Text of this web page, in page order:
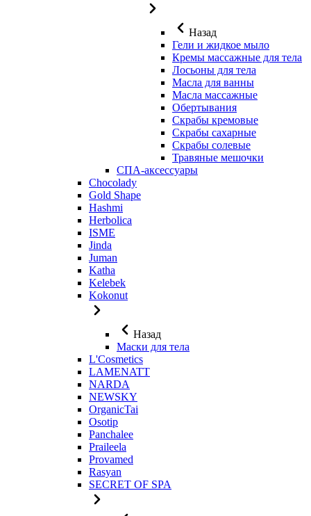
Назад
Гели и жидкое мыло
Кремы массажные для тела
Лосьоны для тела
Масла для ванны
Масла массажные
Обертывания
Скрабы кремовые
Скрабы сахарные
Скрабы солевые
Травяные мешочки
СПА-аксессуары
Chocolady
Gold Shape
Hashmi
Herbolica
ISME
Jinda
Juman
Katha
Kelebek
Kokonut
Назад
Маски для тела
L'Cosmetics
LAMENATT
NARDA
NEWSKY
OrganicTai
Osotip
Panchalee
Praileela
Provamed
Rasyan
SECRET OF SPA